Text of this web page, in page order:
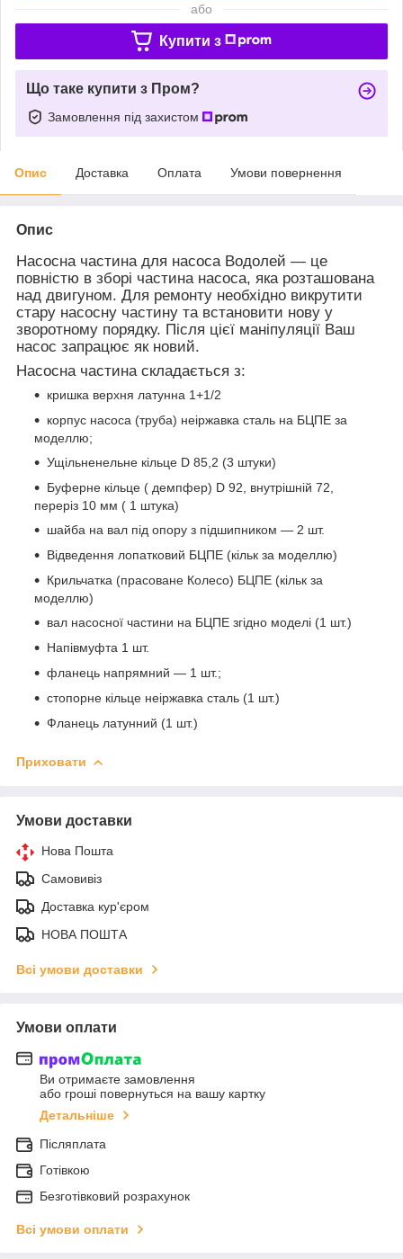
або
Купити з
Що таке купити з Пром?
Замовлення під захистом
Опис Доставка Оплата Умови повернення
Опис
Насосна частина для насоса Водолей — це
повністю в зборі частина насоса, яка розташована
над двигуном. Для ремонту необхідно викрутити
стару насосну частину та встановити нову у
зворотному порядку. Після цієї маніпуляції Ваш
насос запрацює як новий.
Насосна частина складається з:
кришка верхня латунна 1+1/2
корпус насоса (труба) неіржавка сталь на БЦПЕ за
моделлю;
Ущільненельне кільце D 85,2 (3 штуки)
Буферне кільце ( демпфер) D 92, внутрішній 72,
переріз 10 мм ( 1 штука)
шайба на вал під опору з підшипником — 2 шт.
Відведення лопатковий БЦПЕ (кільк за моделлю)
Крильчатка (прасоване Колесо) БЦПЕ (кільк за
моделлю)
вал насосної частини на БЦПЕ згідно моделі (1 шт.)
Напівмуфта 1 шт.
фланець напрямний — 1 шт.;
стопорне кільце неіржавка сталь (1 шт.)
Фланець латунний (1 шт.)
Приховати
Умови доставки
Нова Пошта
Самовивіз
Доставка кур'єром
НОВА ПОШТА
Всі умови доставки
Умови оплати
Ви отримаєте замовлення
або гроші повернуться на вашу картку
Детальніше
Післяплата
Готівкою
Безготівковий розрахунок
Всі умови оплати